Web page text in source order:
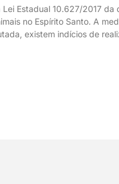
Estadual 10.627/2017
no Espírito Santo. A
existem indícios de